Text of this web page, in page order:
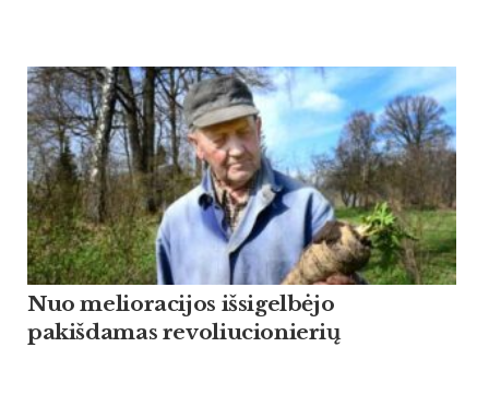
Nuo melioracijos išsigelbėjo
pakišdamas revoliucionierių